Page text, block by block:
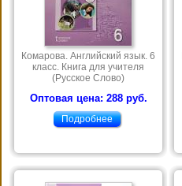
Комарова. Английский язык. 6
класс. Книга для учителя
(Русское Слово)
Оптовая цена: 288 руб.
Подробнее